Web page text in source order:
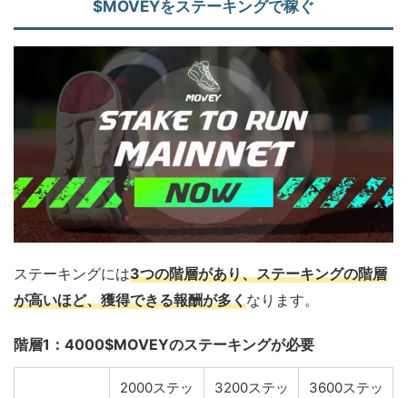
$MOVEYをステーキングで稼ぐ
ステーキングには3つの階層があり、ステーキングの階層
が高いほど、獲得できる報酬が多くなります。
階層1：4000$MOVEYのステーキングが必要
2000ステッ
3200ステッ
3600ステッ